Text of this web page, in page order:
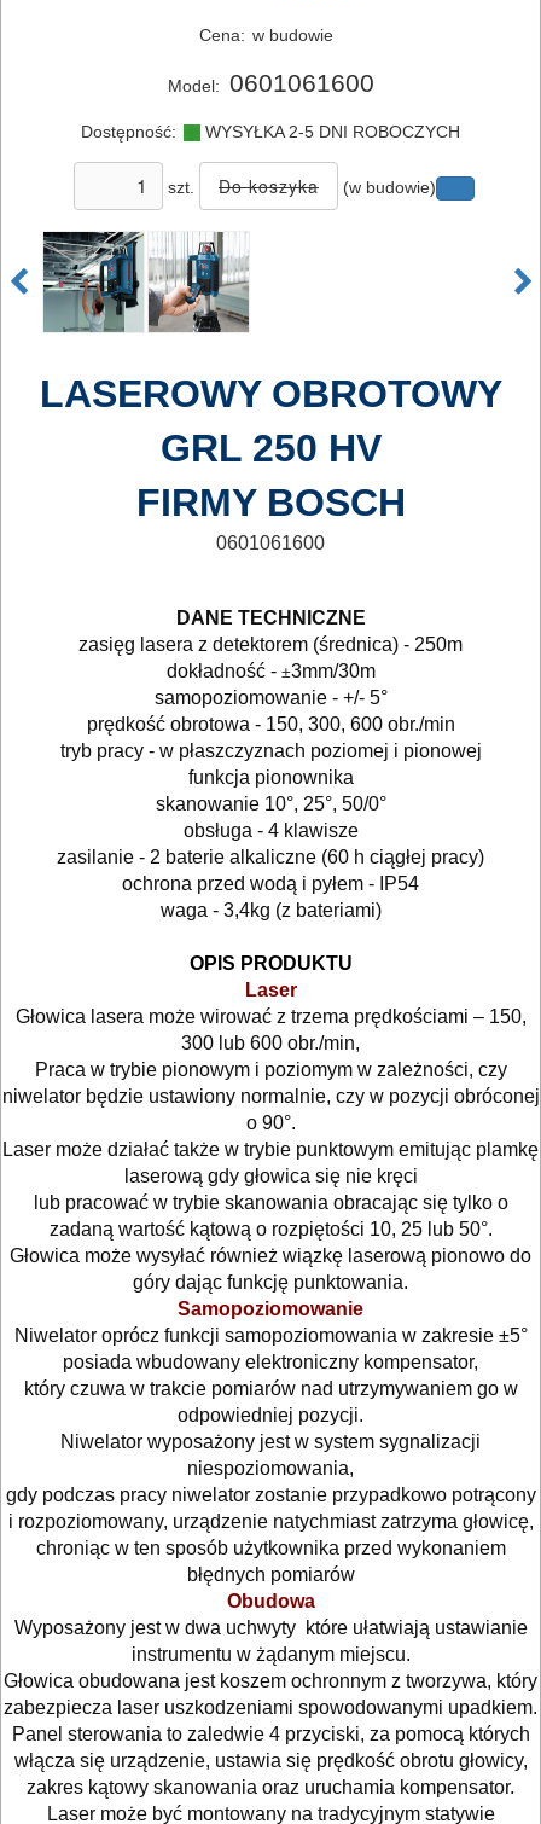
ELEKTRONARZĘDZIA
ELEKTRONARZĘDZIA
AKUMULATOROWE
OSPRZĘT
ELEKTRONARZĘDZI
MAGAZYNOWANIE
TRANSPORTOWANIE
POMIAROWE
NARZĘDZIA
BUDOWLANE
Lasery
Dalmierze
Wykrywacze
Miary
Poziomice
Niwelacja
optyczna
Kamery
Mierniki
Osprzęt
AKCESORIA
MASZYNKI
URZĄDZENIA
BUDOWLANE
MASZYNY
Cena: w budowie
Model: 0601061600
Dostępność: WYSYŁKA 2-5 DNI ROBOCZYCH
szt. (w budowie)
LASEROWY OBROTOWY
GRL 250 HV
FIRMY BOSCH
0601061600
DANE TECHNICZNE
zasięg lasera z detektorem (średnica) - 250m
dokładność - ±3mm/30m
samopoziomowanie - +/- 5°
prędkość obrotowa - 150, 300, 600 obr./min
tryb pracy - w płaszczyznach poziomej i pionowej
funkcja pionownika
skanowanie 10°, 25°, 50/0°
obsługa - 4 klawisze
zasilanie - 2 baterie alkaliczne (60 h ciągłej pracy)
ochrona przed wodą i pyłem - IP54
waga - 3,4kg (z bateriami)
OPIS PRODUKTU
Laser
Głowica lasera może wirować z trzema prędkościami – 150,
300 lub 600 obr./min,
Praca w trybie pionowym i poziomym w zależności, czy
niwelator będzie ustawiony normalnie, czy w pozycji obróconej
o 90°.
Laser może działać także w trybie punktowym emitując plamkę
laserową gdy głowica się nie kręci
lub pracować w trybie skanowania obracając się tylko o
zadaną wartość kątową o rozpiętości 10, 25 lub 50°.
Głowica może wysyłać również wiązkę laserową pionowo do
góry dając funkcję punktowania.
Samopoziomowanie
Niwelator oprócz funkcji samopoziomowania w zakresie ±5°
posiada wbudowany elektroniczny kompensator,
który czuwa w trakcie pomiarów nad utrzymywaniem go w
odpowiedniej pozycji.
Niwelator wyposażony jest w system sygnalizacji
niespoziomowania,
gdy podczas pracy niwelator zostanie przypadkowo potrącony
i rozpoziomowany, urządzenie natychmiast zatrzyma głowicę,
chroniąc w ten sposób użytkownika przed wykonaniem
błędnych pomiarów
Obudowa
Wyposażony jest w dwa uchwyty które ułatwiają ustawianie
instrumentu w żądanym miejscu.
Głowica obudowana jest koszem ochronnym z tworzywa, który
zabezpiecza laser uszkodzeniami spowodowanymi upadkiem.
Panel sterowania to zaledwie 4 przyciski, za pomocą których
włącza się urządzenie, ustawia się prędkość obrotu głowicy,
zakres kątowy skanowania oraz uruchamia kompensator.
Laser może być montowany na tradycyjnym statywie